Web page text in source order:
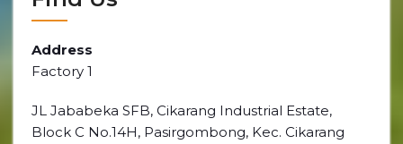
Address
Factory 1
JL Jababeka SFB, Cikarang Industrial Estate,
Block C No.14H, Pasirgombong, Kec. Cikarang